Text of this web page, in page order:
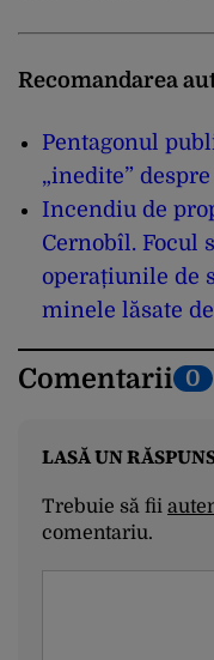
Recomandarea
Pentagonul
„inedite”
Incendiu de
Cernobîl. Focul
operațiunile de
minele lăsate
Comentarii 0
LASĂ UN
Trebuie să fii
comentariu.